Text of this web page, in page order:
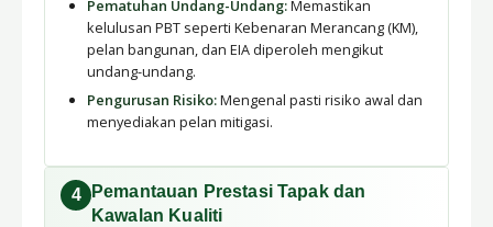
Pematuhan Undang-Undang:Memastikan
kelulusan PBT seperti Kebenaran Merancang (KM),
pelan bangunan, dan EIA diperoleh mengikut
undang-undang.
Pengurusan Risiko:Mengenal pasti risiko awal dan
menyediakan pelan mitigasi.
4
Pemantauan Prestasi Tapak dan
Kawalan Kualiti